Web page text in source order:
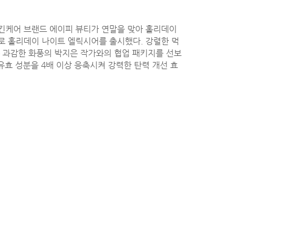
케어 브랜드 에이피 뷰티가 연말을 맞아 홀리데이
홀리데이 나이트 엘릭시어를 출시했다. 강렬한 먹
감한 화풍의 박지은 작가와의 협업 패키지를 선보
효 성분을 4배 이상 응축시켜 강력한 탄력 개선 효